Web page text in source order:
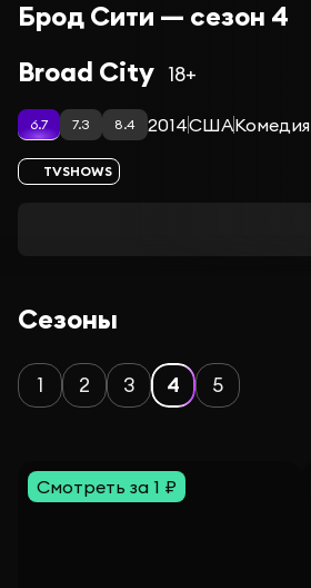
Брод Сити — сезон 4
Broad City 18+
6.7 7.3 8.4 2014СШАКомедия
TVSHOWS
Сезоны
1 2 3 4 5
Смотреть за 1 ₽